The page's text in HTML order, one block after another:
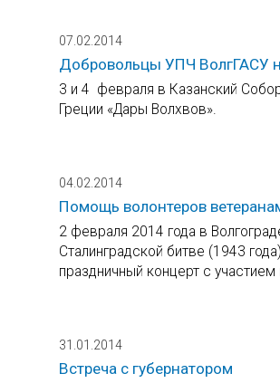
07.02.2014
Добровольцы УПЧ ВолгГАСУ
3 и 4 февраля в Казанский
Греции «Дары Волхвов».
04.02.2014
Помощь волонтеров
2 февраля 2014 года в
Сталинградской битве (1943
праздничный концерт с
31.01.2014
Встреча с губернатором